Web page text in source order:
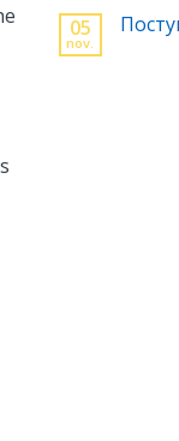
05
nov.